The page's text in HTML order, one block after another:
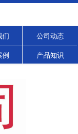
们 公司动态
例 产品知识